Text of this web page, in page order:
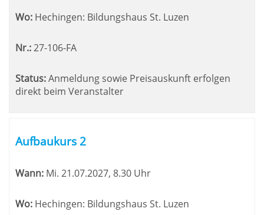
Wo: Hechingen: Bildungshaus St. Luzen
Nr.:27-106-FA
Status:Anmeldung sowie Preisauskunft erfolgen
direkt beim Veranstalter
Aufbaukurs 2
Wann: Mi. 21.07.2027, 8.30 Uhr
Wo: Hechingen: Bildungshaus St. Luzen